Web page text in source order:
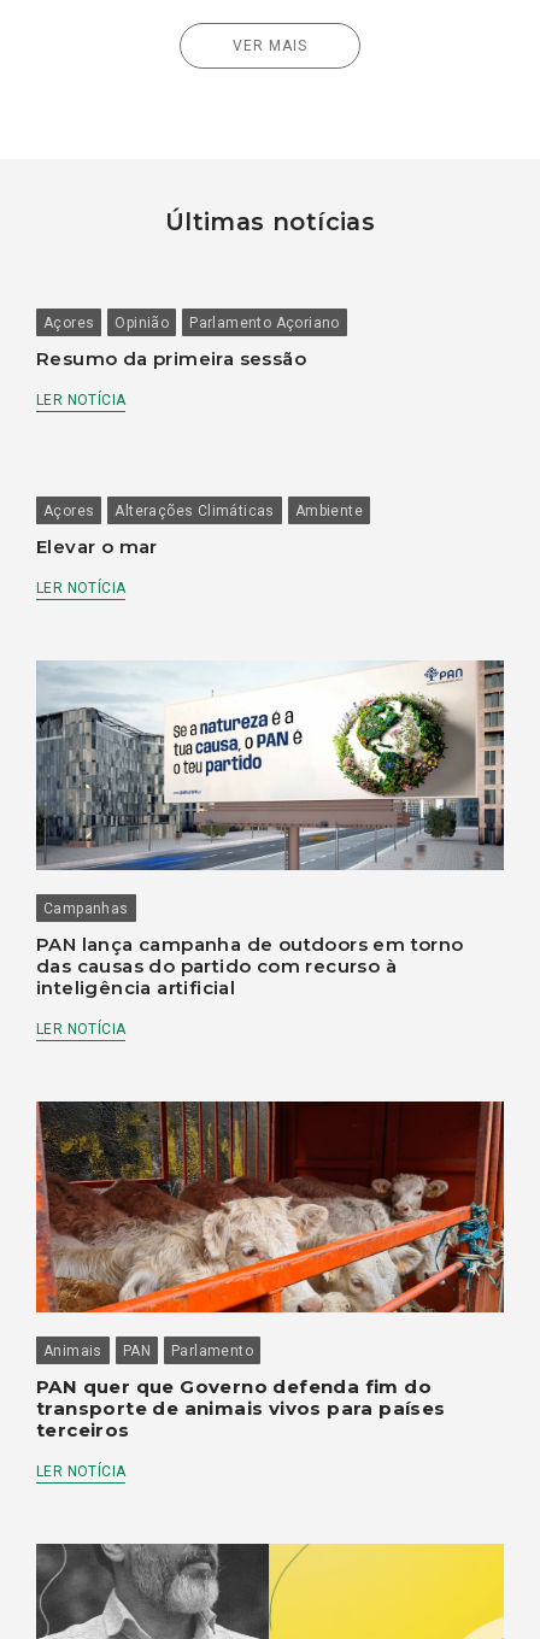
VER MAIS
Últimas notícias
Açores Opinião Parlamento Açoriano
Resumo da primeira sessão
LER NOTÍCIA
Açores Alterações Climáticas Ambiente
Elevar o mar
LER NOTÍCIA
Campanhas
PAN lança campanha de outdoors em torno
das causas do partido com recurso à
inteligência artificial
LER NOTÍCIA
Animais PAN Parlamento
PAN quer que Governo defenda fim do
transporte de animais vivos para países
terceiros
LER NOTÍCIA